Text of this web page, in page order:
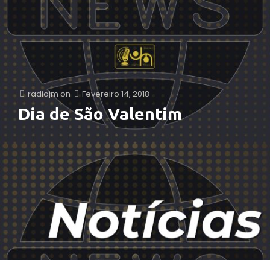
radiojm on Fevereiro 14, 2018
Dia de São Valentim